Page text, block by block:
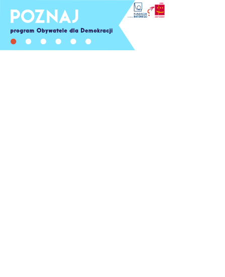
więcej informacji na www.ngofund.org.pl
Program Obywatele dla
Demokracji finansowany z
Funduszy EOG